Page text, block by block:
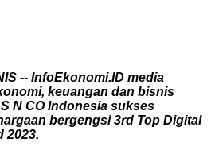
-- InfoEkonomi.ID media
keuangan dan bisnis
N CO Indonesia sukses
bergengsi 3rd Top Digital
2023.